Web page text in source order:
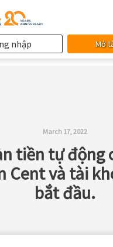
nhập Mở
March 17, 2022
tiền tự động
Cent và tài
bắt đầu.